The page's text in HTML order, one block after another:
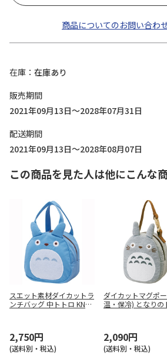
商品についてのお問い合わ
在庫
在庫あり
販売期間
2021年09月13日～2028年07月31日
配送期間
2021年09月13日～2028年08月07日
この商品を見た人は他にこんな
スエット素材ダイカットラ
ンチバッグ 中トトロ KNBD
2,750円
(送料別・税込)
ダイカットマグポ
温・保冷) となりの
2,090円
(送料別・税込)